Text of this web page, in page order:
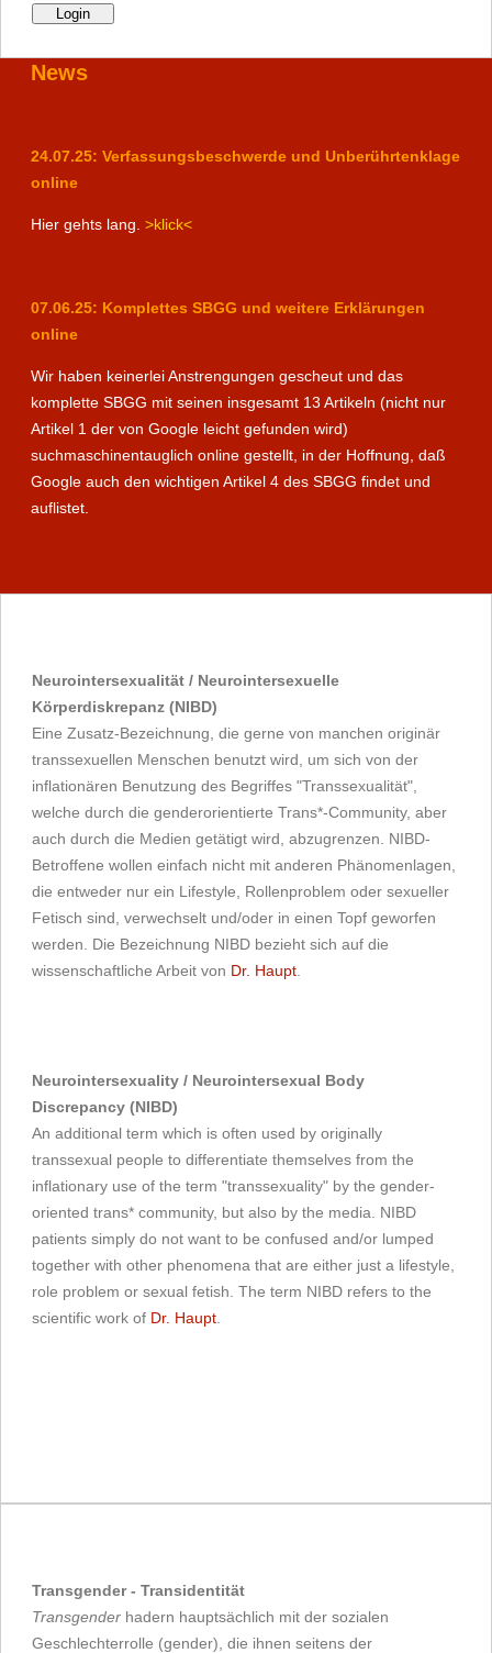
News
24.07.25: Verfassungsbeschwerde und Unberührtenklage
online
Hier gehts lang. >klick<
07.06.25: Komplettes SBGG und weitere Erklärungen
online
Wir haben keinerlei Anstrengungen gescheut und das
komplette SBGG mit seinen insgesamt 13 Artikeln (nicht nur
Artikel 1 der von Google leicht gefunden wird)
suchmaschinentauglich online gestellt, in der Hoffnung, daß
Google auch den wichtigen Artikel 4 des SBGG findet und
auflistet.
Neurointersexualität / Neurointersexuelle
Körperdiskrepanz (NIBD)
Eine Zusatz-Bezeichnung, die gerne von manchen originär
transsexuellen Menschen benutzt wird, um sich von der
inflationären Benutzung des Begriffes "Transsexualität",
welche durch die genderorientierte Trans*-Community, aber
auch durch die Medien getätigt wird, abzugrenzen. NIBD-
Betroffene wollen einfach nicht mit anderen Phänomenlagen,
die entweder nur ein Lifestyle, Rollenproblem oder sexueller
Fetisch sind, verwechselt und/oder in einen Topf geworfen
werden. Die Bezeichnung NIBD bezieht sich auf die
wissenschaftliche Arbeit von Dr. Haupt
Neurointersexuality / Neurointersexual Body
Discrepancy (NIBD)
An additional term which is often used by originally
transsexual people to differentiate themselves from the
inflationary use of the term "transsexuality" by the gender-
oriented trans* community, but also by the media. NIBD
patients simply do not want to be confused and/or lumped
together with other phenomena that are either just a lifestyle,
role problem or sexual fetish. The term NIBD refers to the
scientific work of Dr. Haupt
Transgender - Transidentität
Transgender hadern hauptsächlich mit der sozialen
Geschlechterrolle (gender), die ihnen seitens der